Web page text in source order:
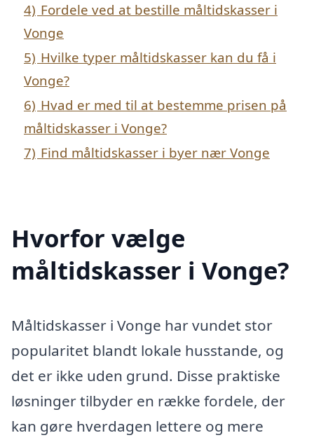
4) Fordele ved at bestille måltidskasser i
Vonge
5) Hvilke typer måltidskasser kan du få i
Vonge?
6) Hvad er med til at bestemme prisen på
måltidskasser i Vonge?
7) Find måltidskasser i byer nær Vonge
Hvorfor vælge
måltidskasser i Vonge?
Måltidskasser i Vonge har vundet stor
popularitet blandt lokale husstande, og
det er ikke uden grund. Disse praktiske
løsninger tilbyder en række fordele, der
kan gøre hverdagen lettere og mere